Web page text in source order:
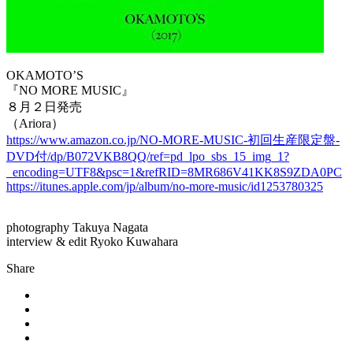
OKAMOTO’S
『NO MORE MUSIC』
８月２日発売
（Ariora）
https://www.amazon.co.jp/NO-MORE-MUSIC-初回生産限定盤-
DVD付/dp/B072VKB8QQ/ref=pd_lpo_sbs_15_img_1?
_encoding=UTF8&psc=1&refRID=8MR686V41KK8S9ZDA0PC
https://itunes.apple.com/jp/album/no-more-music/id1253780325
photography Takuya Nagata
interview & edit Ryoko Kuwahara
Share